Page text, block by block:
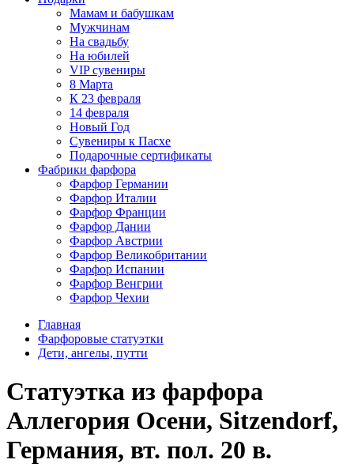
Мамам и бабушкам
Мужчинам
На свадьбу
На юбилей
VIP сувениры
8 Марта
К 23 февраля
14 февраля
Новый Год
Сувениры к Пасхе
Подарочные сертификаты
Фабрики фарфора
Фарфор Германии
Фарфор Италии
Фарфор Франции
Фарфор Дании
Фарфор Австрии
Фарфор Великобритании
Фарфор Испании
Фарфор Венгрии
Фарфор Чехии
Главная
Фарфоровые статуэтки
Дети, ангелы, путти
Статуэтка из фарфора
Аллегория Осени, Sitzendorf,
Германия, вт. пол. 20 в.